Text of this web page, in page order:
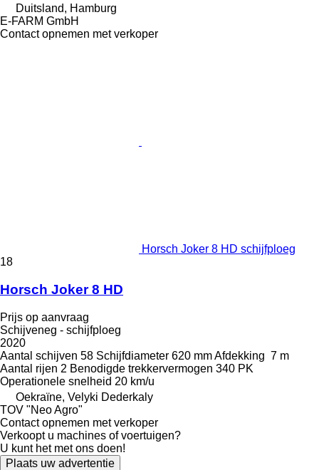
Duitsland, Hamburg
E-FARM GmbH
Contact opnemen met verkoper
Horsch Joker 8 HD schijfploeg
18
Horsch Joker 8 HD
Prijs op aanvraag
Schijveneg - schijfploeg
2020
Aantal schijven 58 Schijfdiameter 620 mmAfdekking 7 m
Aantal rijen 2 Benodigde trekkervermogen 340 PK
Operationele snelheid 20 km/u
Oekraïne, Velyki Dederkaly
TOV "Neo Agro"
Contact opnemen met verkoper
Verkoopt u machines of voertuigen?
U kunt het met ons doen!
Plaats uw advertentie